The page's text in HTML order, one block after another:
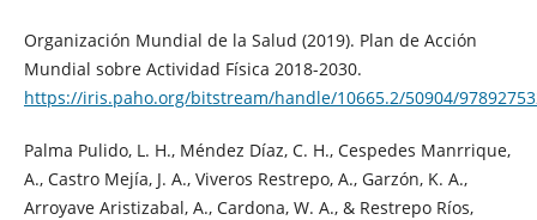
Organización Mundial de la Salud (2019). Plan de Acción
Mundial sobre Actividad Física 2018-2030.
https://iris.paho.org/bitstream/handle/10665.2/50904/
Palma Pulido, L. H., Méndez Díaz, C. H., Cespedes Manrrique,
A., Castro Mejía, J. A., Viveros Restrepo, A., Garzón, K. A.,
Arroyave Aristizabal, A., Cardona, W. A., & Restrepo Ríos,